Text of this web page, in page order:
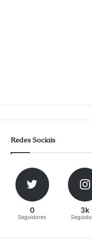
Redes Sociais
0
Seguidores
3k